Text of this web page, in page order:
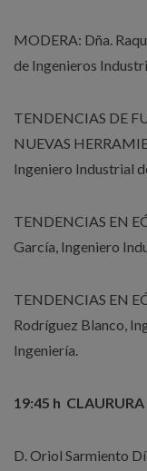
MODERA: Dña.
de Ingenieros
TENDENCIAS DE
NUEVAS
Ingeniero Industrial
TENDENCIAS EN
García, Ingeniero
TENDENCIAS EN
Rodríguez Blanco,
Ingeniería.
19:45 h CLAURURA
D. Oriol Sarmiento